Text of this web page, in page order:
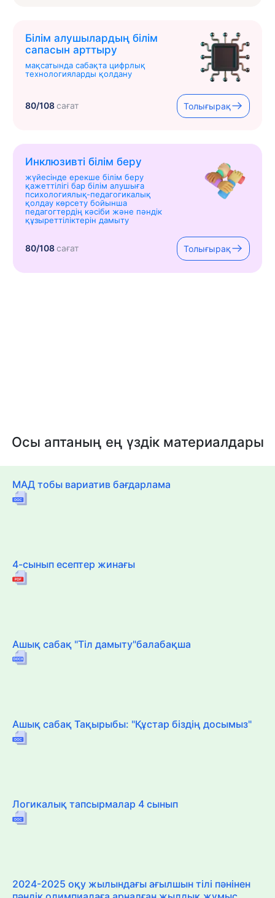
Білім алушылардың білім
сапасын арттыру
мақсатында сабақта цифрлық
технологияларды қолдану
80/108сағат Толығырақ
Инклюзивті білім беру
жүйесінде ерекше білім беру
қажеттілігі бар білім алушыға
психологиялық-педагогикалық
қолдау көрсету бойынша
педагогтердің кәсіби және пәндік
құзыреттіліктерін дамыту
80/108сағат Толығырақ
Осы аптаның ең үздік материалдары
МАД тобы вариатив бағдарлама
4-сынып есептер жинағы
Ашық сабақ "Тіл дамыту"балабақша
Ашық сабақ Тақырыбы: "Құстар біздің досымыз"
Логикалық тапсырмалар 4 сынып
2024-2025 оқу жылындағы ағылшын тілі пәнінен